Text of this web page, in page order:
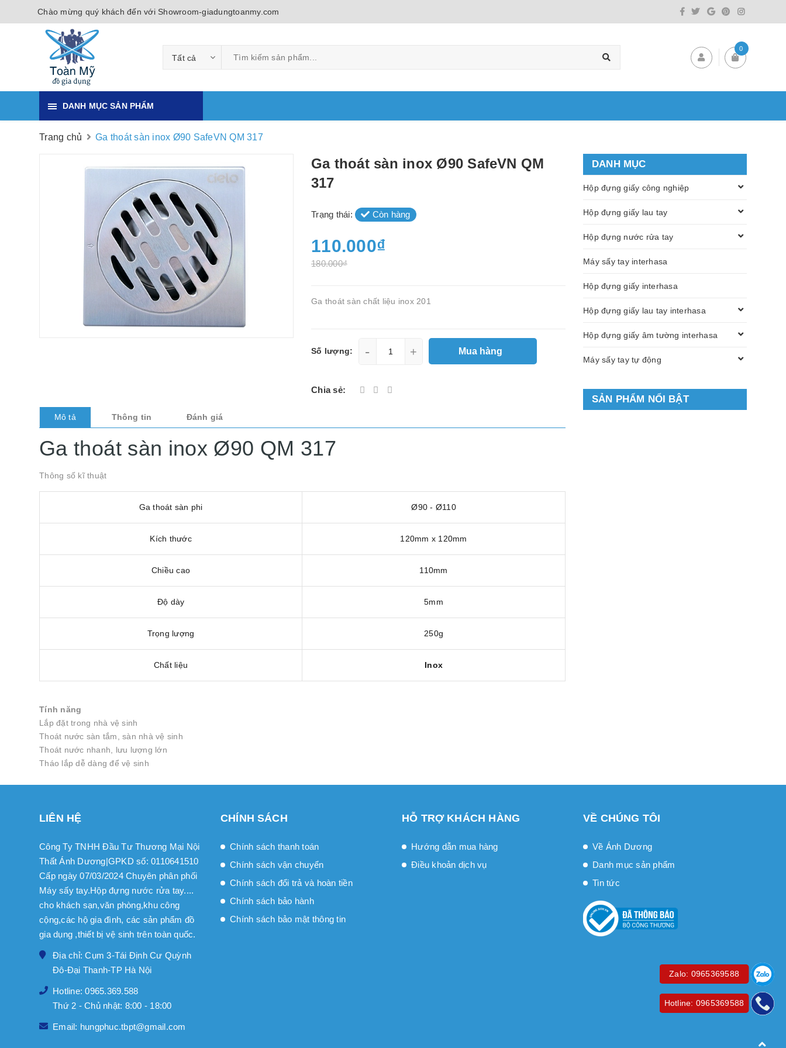
Chào mừng quý khách đến với Showroom-giadungtoanmy.com
Tất cả
0
DANH MỤC SẢN PHẨM
Trang chủ Ga thoát sàn inox Ø90 SafeVN QM 317
Ga thoát sàn inox Ø90 SafeVN QM
317
Trạng thái: Còn hàng
110.000₫
180.000₫
Ga thoát sàn chất liệu inox 201
Số lượng: - + Mua hàng
Chia sẻ:
Mô tả Thông tin Đánh giá
Ga thoát sàn inox Ø90 QM 317
Thông số kĩ thuật
Ga thoát sàn phi Ø90 - Ø110
Kích thước 120mm x 120mm
Chiều cao 110mm
Độ dày 5mm
Trọng lượng 250g
Chất liệu Inox
Tính năng
Lắp đặt trong nhà vệ sinh
Thoát nước sàn tắm, sàn nhà vệ sinh
Thoát nước nhanh, lưu lượng lớn
Tháo lắp dễ dàng để vệ sinh
DANH MỤC
Hộp đựng giấy công nghiệp
Hộp đựng giấy lau tay
Hộp đựng nước rửa tay
Máy sấy tay interhasa
Hộp đựng giấy interhasa
Hộp đựng giấy lau tay interhasa
Hộp đựng giấy âm tường interhasa
Máy sấy tay tự động
SẢN PHẨM NỔI BẬT
LIÊN HỆ
Công Ty TNHH Đầu Tư Thương Mại Nội
Thất Ánh Dương|GPKD số: 0110641510
Cấp ngày 07/03/2024 Chuyên phân phối
Máy sấy tay.Hộp đựng nước rửa tay....
cho khách sạn,văn phòng,khu công
cộng,các hộ gia đình, các sản phẩm đồ
gia dụng ,thiết bị vệ sinh trên toàn quốc.
Địa chỉ: Cụm 3-Tái Định Cư Quỳnh
Đô-Đại Thanh-TP Hà Nội
Hotline: 0965.369.588
Thứ 2 - Chủ nhật: 8:00 - 18:00
Email: hungphuc.tbpt@gmail.com
CHÍNH SÁCH
Chính sách thanh toán
Chính sách vận chuyển
Chính sách đổi trả và hoàn tiền
Chính sách bảo hành
Chính sách bảo mật thông tin
HỖ TRỢ KHÁCH HÀNG
Hướng dẫn mua hàng
Điều khoản dịch vụ
VỀ CHÚNG TÔI
Về Ánh Dương
Danh mục sản phẩm
Tin tức
Zalo: 0965369588
Hotline: 0965369588